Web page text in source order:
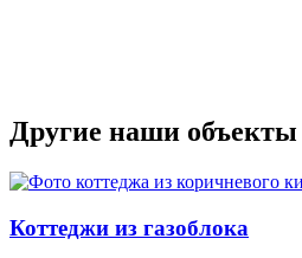
Другие наши объекты
Коттеджи из газоблока